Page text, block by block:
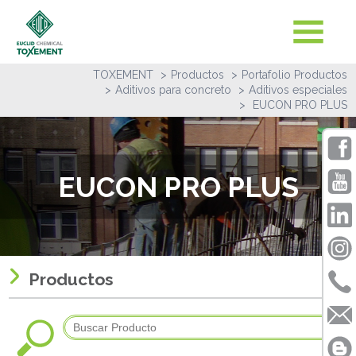
TOXEMENT Productos
Portafolio Productos
Aditivos para concreto
Aditivos especiales
EUCON PRO PLUS
EUCON PRO PLUS
Productos